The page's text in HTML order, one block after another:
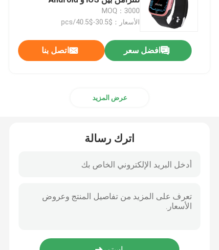
ساعة ذكية 4G
هاتف سحاب 4G
ساعة ذكية ضغط الدم
ساعة ذكية أندرويد بلوتوث
MOQ：3000
الأسعار：$30.5-$40.5/pcs
افضل سعر اتصل بنا
عرض المزيد
اترك رسالة